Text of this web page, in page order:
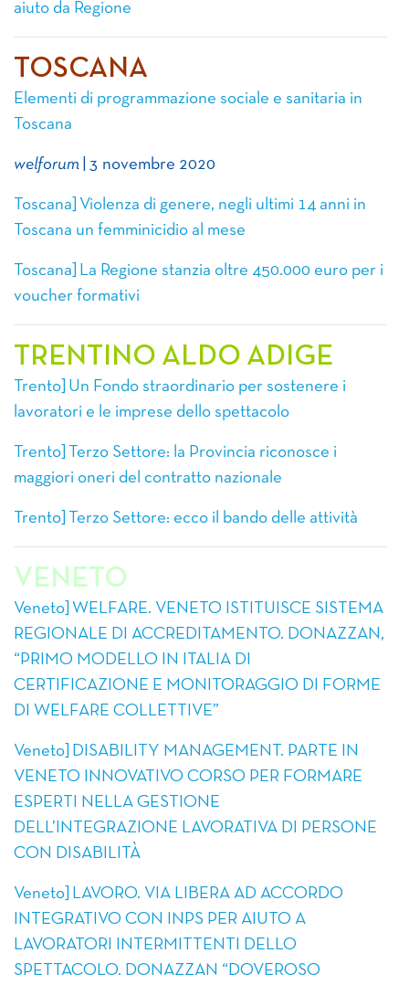
aiuto da Regione
TOSCANA
Elementi di programmazione sociale e sanitaria in
Toscana
welforum | 3 novembre 2020
Toscana] Violenza di genere, negli ultimi 14 anni in
Toscana un femminicidio al mese
Toscana] La Regione stanzia oltre 450.000 euro per i
voucher formativi
TRENTINO ALDO ADIGE
Trento] Un Fondo straordinario per sostenere i
lavoratori e le imprese dello spettacolo
Trento] Terzo Settore: la Provincia riconosce i
maggiori oneri del contratto nazionale
Trento] Terzo Settore: ecco il bando delle attività
VENETO
Veneto] WELFARE. VENETO ISTITUISCE SISTEMA
REGIONALE DI ACCREDITAMENTO. DONAZZAN,
“PRIMO MODELLO IN ITALIA DI
CERTIFICAZIONE E MONITORAGGIO DI FORME
DI WELFARE COLLETTIVE”
Veneto] DISABILITY MANAGEMENT. PARTE IN
VENETO INNOVATIVO CORSO PER FORMARE
ESPERTI NELLA GESTIONE
DELL’INTEGRAZIONE LAVORATIVA DI PERSONE
CON DISABILITÀ
Veneto] LAVORO. VIA LIBERA AD ACCORDO
INTEGRATIVO CON INPS PER AIUTO A
LAVORATORI INTERMITTENTI DELLO
SPETTACOLO. DONAZZAN “DOVEROSO